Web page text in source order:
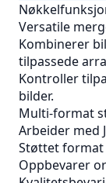
Versatile
Kombinerer
tilpassede
Kontroller
bilder.
Multi-format
Arbeider med
Støttet format
Oppbevarer